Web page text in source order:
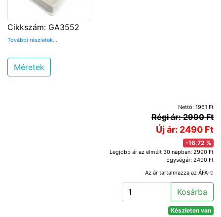
Cikkszám: GA3552
További részletek...
Méretek
Nettó: 1961 Ft
Régi ár: 2990 Ft
Új ár: 2490 Ft
-16.72 %
Legjobb ár az elmúlt 30 napban: 2990 Ft
Egységár: 2490 Ft
Az ár tartalmazza az ÁFA-t!
Kosárba
Készleten van